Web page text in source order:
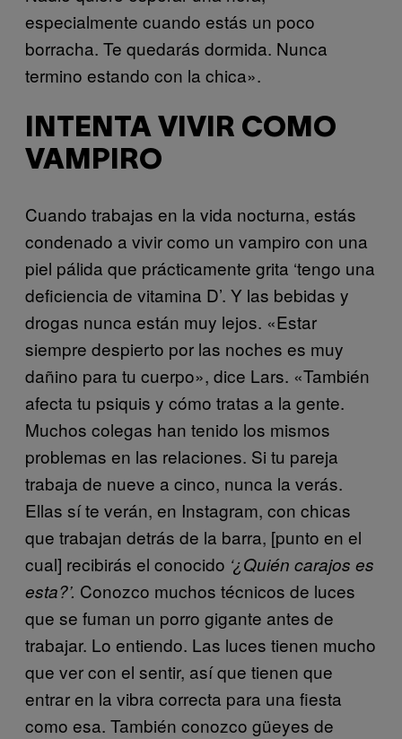
especialmente cuando estás un poco
borracha. Te quedarás dormida. Nunca
termino estando con la chica».
INTENTA VIVIR COMO
VAMPIRO
Cuando trabajas en la vida nocturna, estás
condenado a vivir como un vampiro con una
piel pálida que prácticamente grita ‘tengo una
deficiencia de vitamina D’. Y las bebidas y
drogas nunca están muy lejos. «Estar
siempre despierto por las noches es muy
dañino para tu cuerpo», dice Lars. «También
afecta tu psiquis y cómo tratas a la gente.
Muchos colegas han tenido los mismos
problemas en las relaciones. Si tu pareja
trabaja de nueve a cinco, nunca la verás.
Ellas sí te verán, en Instagram, con chicas
que trabajan detrás de la barra, [punto en el
cual] recibirás el conocido ‘¿Quién carajos es
esta?’. Conozco muchos técnicos de luces
que se fuman un porro gigante antes de
trabajar. Lo entiendo. Las luces tienen mucho
que ver con el sentir, así que tienen que
entrar en la vibra correcta para una fiesta
como esa. También conozco güeyes de